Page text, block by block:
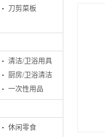
刀剪菜板
清洁/卫浴用具
厨房/卫浴清洁
一次性用品
休闲零食